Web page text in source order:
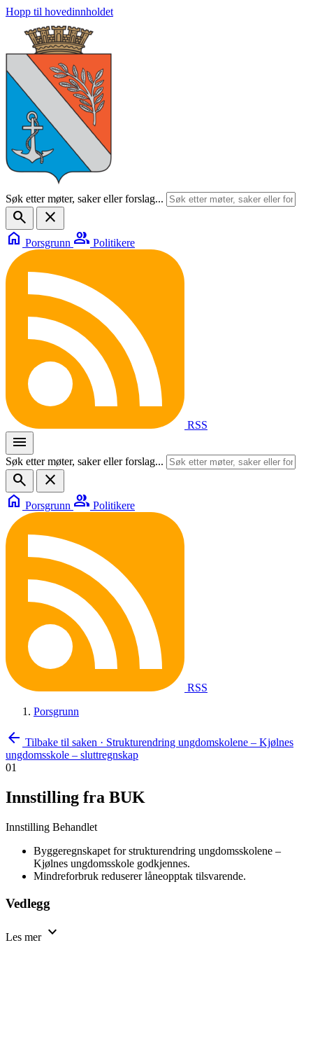
Hopp til hovedinnholdet
Søk etter møter, saker eller forslag...
search
close
home Porsgrunn group Politikere
RSS
menu
Søk etter møter, saker eller forslag...
search
close
home Porsgrunn group Politikere
RSS
Porsgrunn
arrow_back Tilbake til saken · Strukturendring ungdomskolene – Kjølnes
ungdomsskole – sluttregnskap
01
Innstilling fra BUK
Innstilling Behandlet
Byggeregnskapet for strukturendring ungdomsskolene –
Kjølnes ungdomsskole godkjennes.
Mindreforbruk reduserer låneopptak tilsvarende.
Vedlegg
Les mer expand_more